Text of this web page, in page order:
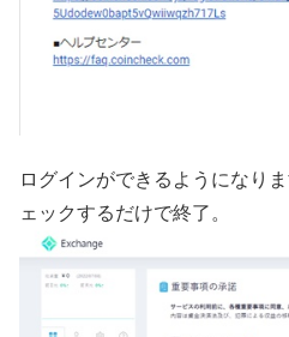
ログインができるようになり
ェックするだけで終了。